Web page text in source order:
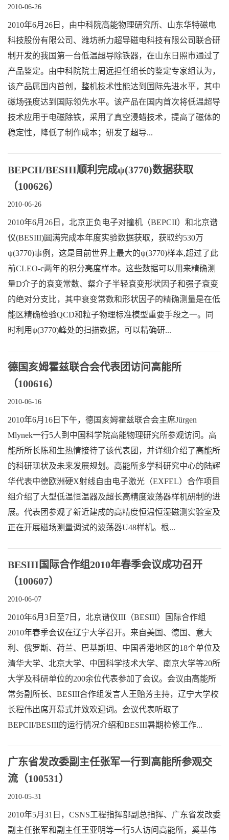
2010-06-26
2010年6月26日，由中科院高能物理研究所、山东华特磁电
科技股份有限公司、潍坊新力超导磁电科技有限公司联合研
制开发的我国第一台低温超导除铁器，在山东日照市通过了
产品鉴定。由中科院院士周远担任组长的鉴定专家组认为，
该产品属国内首创，整机技术性能达到国际先进水平，其中
磁场强度达到国际领先水平。该产品在国内首次将低温超导
技术应用于电磁除铁，采用了真空浸蜡技术，提高了磁体的
稳定性，降低了制作成本；研发了超导...
BEPCII/BESIII顺利完成ψ(3770)数据获取
（100626）
2010-06-26
2010年6月26日，北京正负电子对撞机（BEPCII）和北京谱
仪(BESIII)圆满完成本年度实验数据获取，获取约530万
ψ(3770)事例，这是目前世界上最大的ψ(3770)样本,超过了此
前CLEO-c两年的积分亮度样本。这些数据可以用来精确测
量D介子的衰变常数、粲介子半轻衰变形状因子和强子衰变
的绝对分支比，其中衰变常数和形状因子的精确测量是在低
能区精确检验QCD和粒子物理标准模型重要手段之一。同
时利用ψ(3770)峰处的扫描数据，可以精确研...
德国亥姆霍兹联合会代表团访问高能所
（100616）
2010-06-16
2010年6月16日下午，德国亥姆霍兹联合会主席Jürgen
Mlynek一行5人到中国科学院高能物理研究所参观访问。高
能所所长陈和生热情接待了该代表团，并详细介绍了高能所
的科研现状及未来发展规划。高能所多学科研究中心的陆辉
华代表中德欧洲硬X射线自由电子激光（EXFEL）合作项目
组介绍了大型低温恒温器及超长高精度波荡器样机研制的进
展。代表团参观了新近建成的高精度恒温恒湿磁测实验室及
正在开展磁场测量调试的波荡器U48样机。根...
BESIII国际合作组2010年春季会议成功召开
（100607）
2010-06-07
2010年6月3日至7日，北京谱仪III（BESIII）国际合作组
2010年春季会议在辽宁大学召开。来自美国、德国、意大
利、俄罗斯、荷兰、巴基斯坦、中国香港地区的18个单位及
清华大学、北京大学、中国科学技术大学、南京大学等20所
大学及科研单位的200余位代表参加了会议。会议由高能所
常务副所长、BESIII合作组发言人王贻芳主持，辽宁大学校
长程伟出席开幕式并致欢迎词。会议代表听取了
BEPCII/BESIII的运行情况介绍和BESIII暑期检修工作...
广东省发改委副主任张军一行到高能所参观交
流（100531）
2010-05-31
2010年5月31日，CSNS工程指挥部副总指挥、广东省发改委
副主任张军和副主任王亚明等一行5人访问高能所，奚基伟